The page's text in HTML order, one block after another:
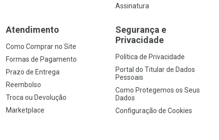
Assinatura
Atendimento
Como Comprar no Site
Formas de Pagamento
Prazo de Entrega
Reembolso
Troca ou Devolução
Marketplace
Segurança e
Privacidade
Política de Privacidade
Portal do Titular de Dados
Pessoais
Como Protegemos os Seus
Dados
Configuração de Cookies